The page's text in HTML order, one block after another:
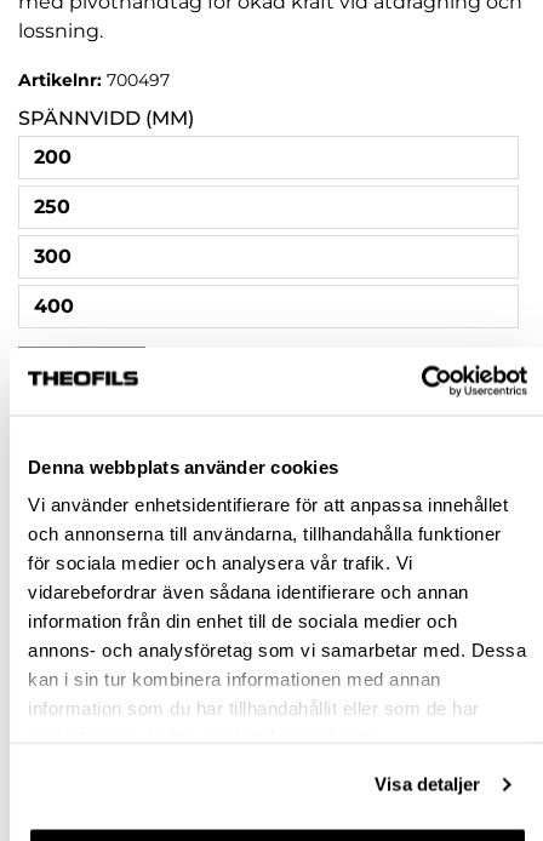
Denna webbplats använder cookies
Vi använder enhetsidentifierare för att anpassa innehållet
och annonserna till användarna, tillhandahålla funktioner
för sociala medier och analysera vår trafik. Vi
vidarebefordrar även sådana identifierare och annan
information från din enhet till de sociala medier och
annons- och analysföretag som vi samarbetar med. Dessa
kan i sin tur kombinera informationen med annan
information som du har tillhandahållit eller som de har
Visa detaljer
lossning.
Artikelnr: 700497
SPÄNNVIDD (MM)
200
250
300
400
Rensa val
793,75 kr inkl. moms
Pris / 1 st: 793,75 kr
st
KÖP
Jönköping huvudlager Beställningsvara
Slut i lager
Stockholm butik Slut i lager